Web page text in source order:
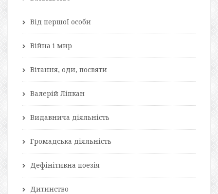
Від першої особи
Війна і мир
Вітання, оди, посвяти
Валерій Ліпкан
Видавнича діяльність
Громадська діяльність
Дефінітивна поезія
Дитинство